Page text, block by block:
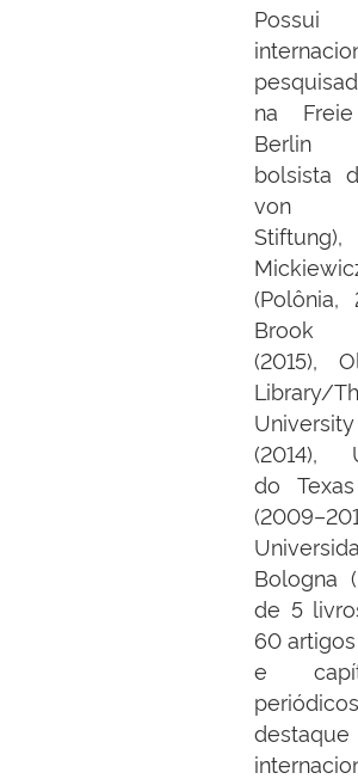
Possui
na
Berlin
bolsista
von
(Polônia,
Brook
(2015),
Library/
(2014),
do
Bologna
de 5
60
e